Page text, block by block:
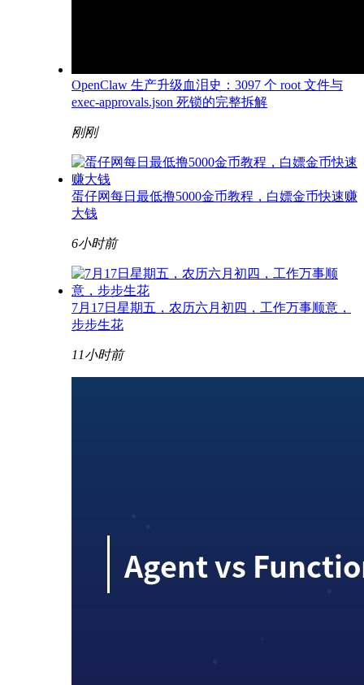
OpenClaw 生产升级血泪史：3097 个 root 文件与
exec-approvals.json 死锁的完整拆解
刚刚
蛋仔网每日最低撸5000金币教程，白嫖金币快速赚
大钱
6小时前
7月17日星期五，农历六月初四，工作万事顺意，
步步生花
11小时前